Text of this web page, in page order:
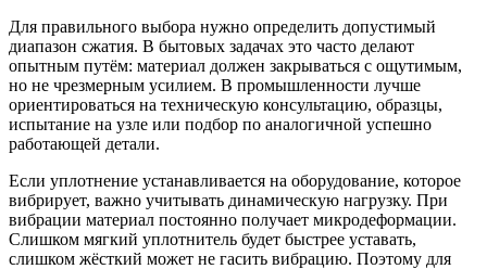
Для правильного выбора нужно определить допустимый
диапазон сжатия. В бытовых задачах это часто делают
опытным путём: материал должен закрываться с ощутимым,
но не чрезмерным усилием. В промышленности лучше
ориентироваться на техническую консультацию, образцы,
испытание на узле или подбор по аналогичной успешно
работающей детали.
Если уплотнение устанавливается на оборудование, которое
вибрирует, важно учитывать динамическую нагрузку. При
вибрации материал постоянно получает микродеформации.
Слишком мягкий уплотнитель будет быстрее уставать,
слишком жёсткий может не гасить вибрацию. Поэтому для